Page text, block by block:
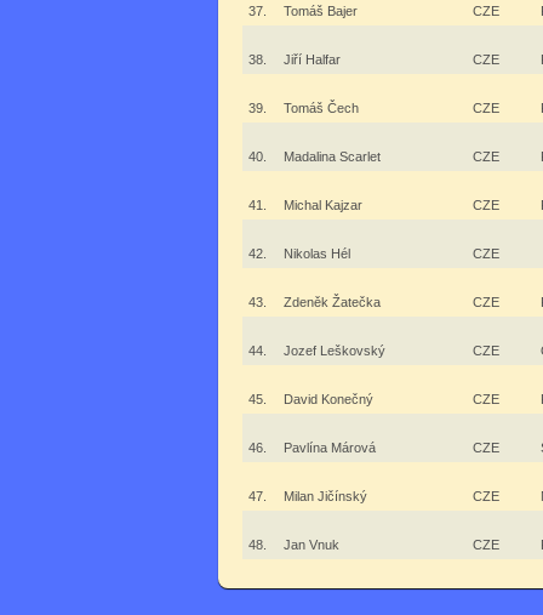
37. Tomáš Bajer CZE
38. Jiří Halfar CZE
39. Tomáš Čech CZE
40. Madalina Scarlet CZE
41. Michal Kajzar CZE
42. Nikolas Hél CZE
43. Zdeněk Žatečka CZE
44. Jozef Leškovský CZE
45. David Konečný CZE
46. Pavlína Márová CZE
47. Milan Jičínský CZE
48. Jan Vnuk CZE